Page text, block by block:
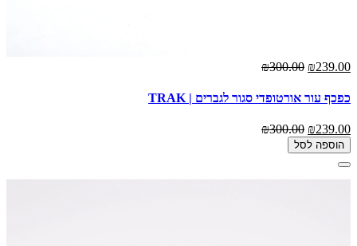
₪239.00
₪300.00
כפכף עור אורטופדי סגור לגברים | TRAK
₪239.00
₪300.00
הוספה לסל